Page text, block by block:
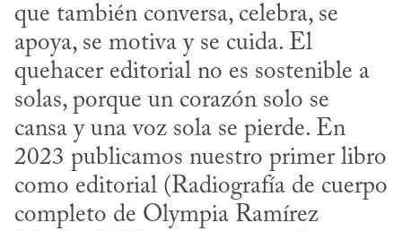
que también conversa, celebra, se
apoya, se motiva y se cuida. El
quehacer editorial no es sostenible a
solas, porque un corazón solo se
cansa y una voz sola se pierde. En
2023 publicamos nuestro primer libro
como editorial (Radiografía de cuerpo
completo de Olympia Ramírez